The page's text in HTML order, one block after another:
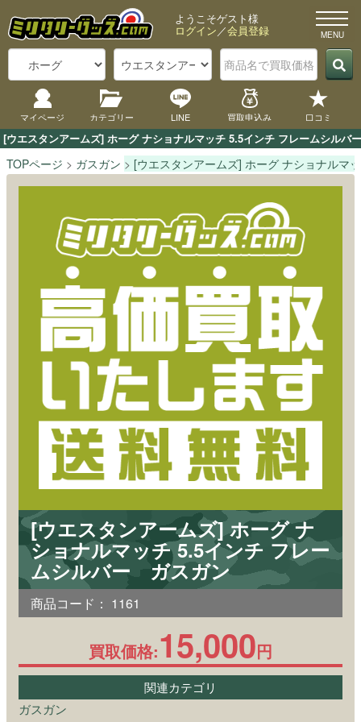
[ウエスタンアームズ] ホーグ ナショナルマッチ 5.5インチ フレームシル
ようこそゲスト様
ログイン／会員登録
マイページ カテゴリー LINE 買取申込み 口コミ
TOPページ ガスガン [ウエスタンアームズ] ホーグ ナショナルマ
[ウエスタンアームズ] ホーグ ナ
ショナルマッチ 5.5インチ フレー
ムシルバー ガスガン
商品コード： 1161
買取価格:15,000円
関連カテゴリ
ガスガン